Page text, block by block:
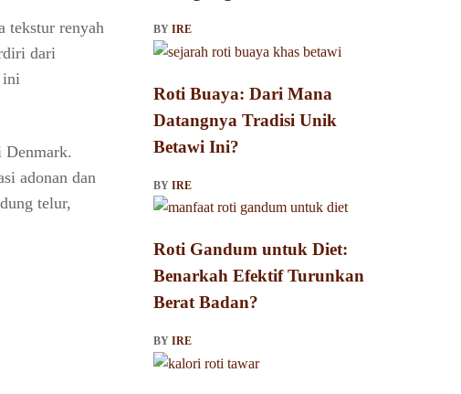
tekstur renyah
dari
ini
Denmark.
adonan dan
telur,
BY IRE
Roti Buaya: Dari Mana
Datangnya Tradisi Unik
Betawi Ini?
BY IRE
Roti Gandum untuk Diet:
Benarkah Efektif Turunkan
Berat Badan?
BY IRE